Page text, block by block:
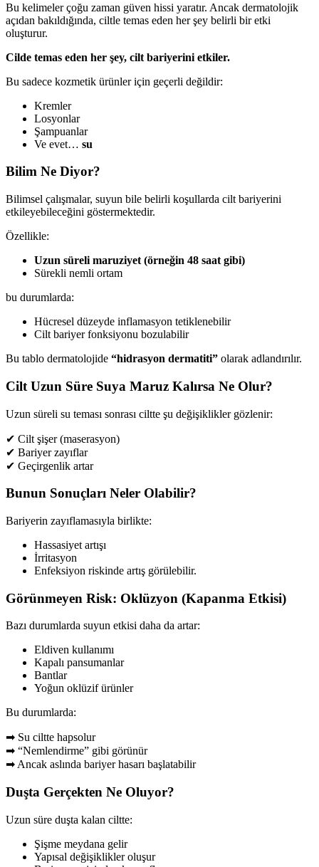
Bu kelimeler çoğu zaman güven hissi yaratır. Ancak dermatolojik
açıdan bakıldığında, ciltle temas eden her şey belirli bir etki
oluşturur.
Cilde temas eden her şey, cilt bariyerini etkiler.
Bu sadece kozmetik ürünler için geçerli değildir:
Kremler
Losyonlar
Şampuanlar
Ve evet… su
Bilim Ne Diyor?
Bilimsel çalışmalar, suyun bile belirli koşullarda cilt bariyerini
etkileyebileceğini göstermektedir.
Özellikle:
Uzun süreli maruziyet (örneğin 48 saat gibi)
Sürekli nemli ortam
bu durumlarda:
Hücresel düzeyde inflamasyon tetiklenebilir
Cilt bariyer fonksiyonu bozulabilir
Bu tablo dermatolojide “hidrasyon dermatiti” olarak adlandırılır.
Cilt Uzun Süre Suya Maruz Kalırsa Ne Olur?
Uzun süreli su teması sonrası ciltte şu değişiklikler gözlenir:
✔ Cilt şişer (maserasyon)
✔ Bariyer zayıflar
✔ Geçirgenlik artar
Bunun Sonuçları Neler Olabilir?
Bariyerin zayıflamasıyla birlikte:
Hassasiyet artışı
İrritasyon
Enfeksiyon riskinde artış görülebilir.
Görünmeyen Risk: Oklüzyon (Kapanma Etkisi)
Bazı durumlarda suyun etkisi daha da artar:
Eldiven kullanımı
Kapalı pansumanlar
Bantlar
Yoğun oklüzif ürünler
Bu durumlarda:
➡ Su ciltte hapsolur
➡ “Nemlendirme” gibi görünür
➡ Ancak aslında bariyer hasarı başlatabilir
Duşta Gerçekten Ne Oluyor?
Uzun süre duşta kalan ciltte:
Şişme meydana gelir
Yapısal değişiklikler oluşur